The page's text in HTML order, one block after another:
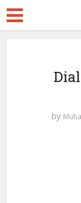
by